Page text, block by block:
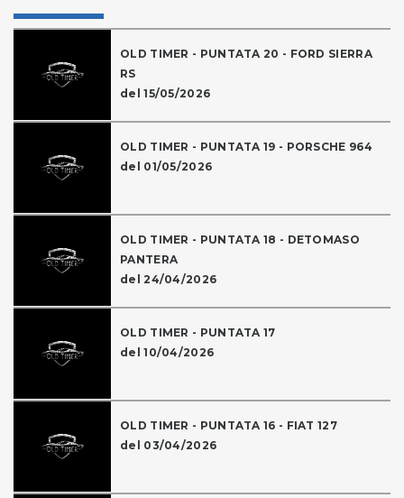
OLD TIMER - PUNTATA 20 - FORD SIERRA
RS
del 15/05/2026
OLD TIMER - PUNTATA 19 - PORSCHE 964
del 01/05/2026
OLD TIMER - PUNTATA 18 - DETOMASO
PANTERA
del 24/04/2026
OLD TIMER - PUNTATA 17
del 10/04/2026
OLD TIMER - PUNTATA 16 - FIAT 127
del 03/04/2026